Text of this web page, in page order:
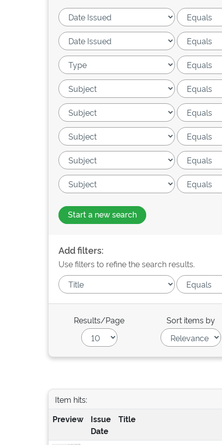
Start a new search
Add filters:
Use filters to refine the search results.
Results/Page Sort items by
Item hits:
Preview
Issue
Date
Title